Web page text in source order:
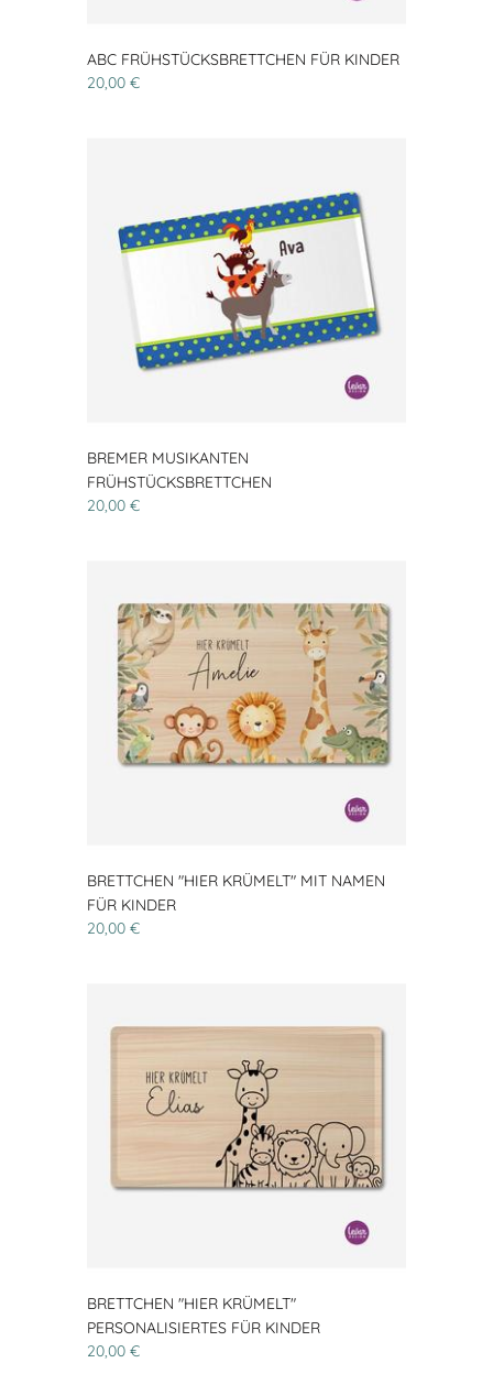
ABC FRÜHSTÜCKSBRETTCHEN FÜR KINDER
20,00 €
BREMER MUSIKANTEN
FRÜHSTÜCKSBRETTCHEN
20,00 €
BRETTCHEN "HIER KRÜMELT" MIT NAMEN
FÜR KINDER
20,00 €
BRETTCHEN "HIER KRÜMELT"
PERSONALISIERTES FÜR KINDER
20,00 €